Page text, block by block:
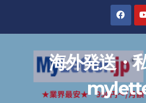
content
海外発送・